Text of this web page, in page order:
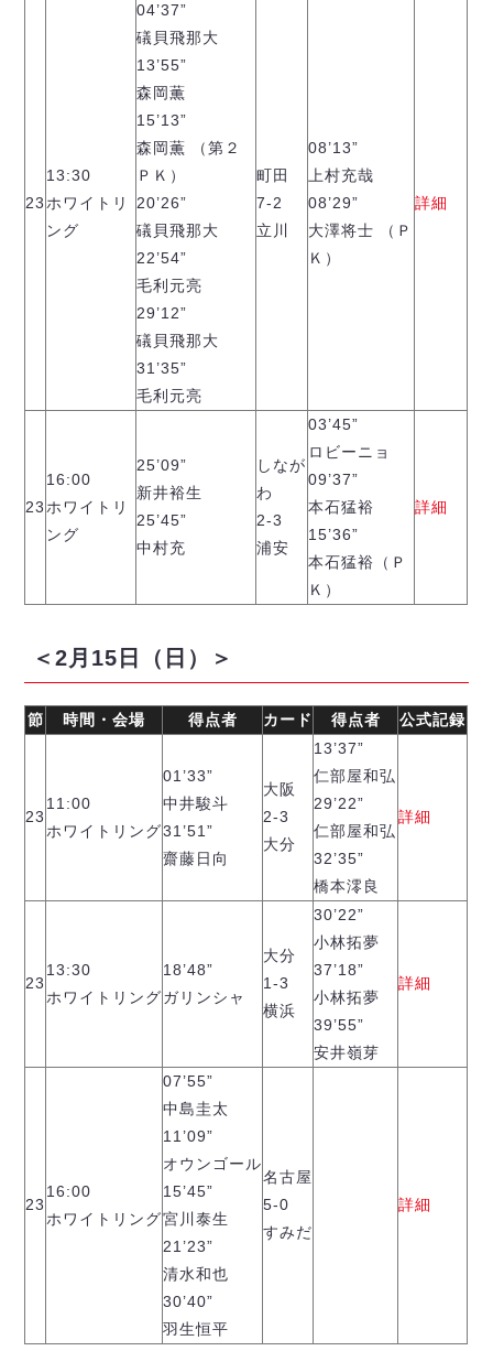
23
13:30
ホワイトリ
ング
04’37”
礒貝飛那大
13’55”
森岡薫
15’13”
森岡薫 （第２
ＰＫ）
20’26”
礒貝飛那大
22’54”
毛利元亮
29’12”
礒貝飛那大
31’35”
毛利元亮
町田
7-2
立川
08’13”
上村充哉
08’29”
大澤将士 （Ｐ
Ｋ）
詳細
23
16:00
ホワイトリ
ング
25’09”
新井裕生
25’45”
中村充
しなが
わ
2-3
浦安
03’45”
ロビーニョ
09’37”
本石猛裕
15’36”
本石猛裕（Ｐ
Ｋ）
詳細
＜2月15日（日）＞
節 時間・会場 得点者 カード 得点者 公式記録
23
11:00
ホワイトリング
01’33”
中井駿斗
31’51”
齋藤日向
大阪
2-3
大分
13’37”
仁部屋和弘
29’22”
仁部屋和弘
32’35”
橋本澪良
詳細
23
13:30
ホワイトリング
18’48”
ガリンシャ
大分
1-3
横浜
30’22”
小林拓夢
37’18”
小林拓夢
39’55”
安井嶺芽
詳細
23
16:00
ホワイトリング
07’55”
中島圭太
11’09”
オウンゴール
15’45”
宮川泰生
21’23”
清水和也
30’40”
羽生恒平
名古屋
5-0
すみだ
詳細